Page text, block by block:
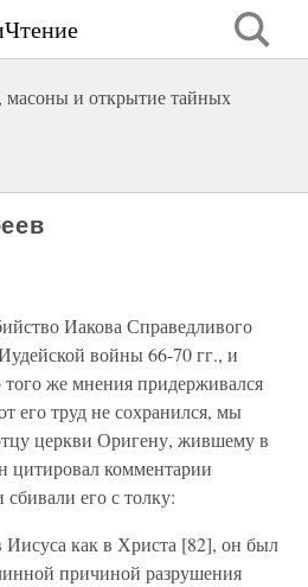
и открытие тайных
Иакова Справедливого
войны 66-70 гг., и
же мнения придерживался
его труд не сохранился, мы
церкви Оригену, жившему в
цитировал комментарии
его с толку:
как в Христа [82], он был
причиной разрушения